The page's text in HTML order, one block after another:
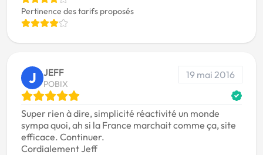
Pertinence des tarifs proposés
J JEFF
POBIX
19 mai 2016
Super rien à dire, simplicité réactivité un monde
sympa quoi, ah si la France marchait comme ça, site
efficace. Continuer.
Cordialement Jeff